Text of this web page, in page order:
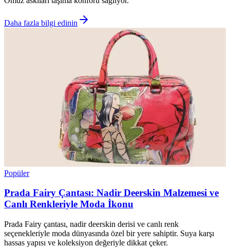
Daha fazla bilgi edinin
Popüler
Prada Fairy Çantası: Nadir Deerskin Malzemesi ve
Canlı Renkleriyle Moda İkonu
Prada Fairy çantası, nadir deerskin derisi ve canlı renk
seçenekleriyle moda dünyasında özel bir yere sahiptir. Suya karşı
hassas yapısı ve koleksiyon değeriyle dikkat çeker.